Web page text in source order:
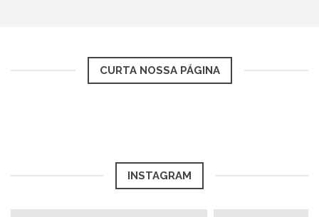
CURTA NOSSA PÁGINA
INSTAGRAM